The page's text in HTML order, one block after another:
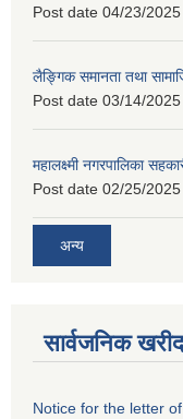
Post date 04/23/
लैङ्गिक समानता तथा
Post date 03/14/
महालक्ष्मी नगरपालिका
Post date 02/25/
अन्य
सार्वजनिक
Notice for the letter